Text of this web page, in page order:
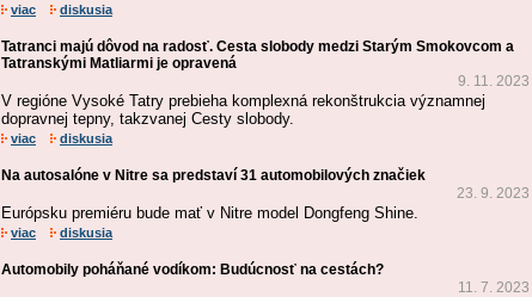
viac diskusia
Tatranci majú dôvod na radosť. Cesta slobody medzi Starým Smokovcom a
Tatranskými Matliarmi je opravená
9. 11. 2023
V regióne Vysoké Tatry prebieha komplexná rekonštrukcia významnej
dopravnej tepny, takzvanej Cesty slobody.
viac diskusia
Na autosalóne v Nitre sa predstaví 31 automobilových značiek
23. 9. 2023
Európsku premiéru bude mať v Nitre model Dongfeng Shine.
viac diskusia
Automobily poháňané vodíkom: Budúcnosť na cestách?
11. 7. 2023